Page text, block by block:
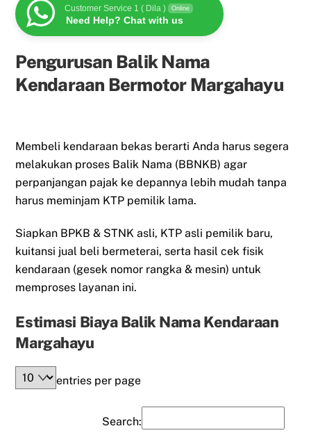
Customer Service 1 ( Dila ) Online
Need Help? Chat with us
Pengurusan Balik Nama
Kendaraan Bermotor Margahayu
Membeli kendaraan bekas berarti Anda harus segera
melakukan proses Balik Nama (BBNKB) agar
perpanjangan pajak ke depannya lebih mudah tanpa
harus meminjam KTP pemilik lama.
Siapkan BPKB & STNK asli, KTP asli pemilik baru,
kuitansi jual beli bermeterai, serta hasil cek fisik
kendaraan (gesek nomor rangka & mesin) untuk
memproses layanan ini.
Estimasi Biaya Balik Nama Kendaraan
Margahayu
entries per page
Search: